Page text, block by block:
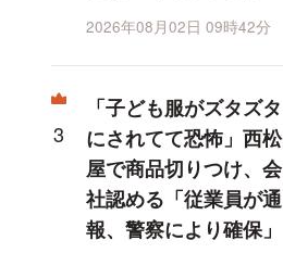
2026年08月02日 09時42分
「子ども服がズタズタ
にされてて恐怖」西松
屋で商品切りつけ、会
社認める「従業員が通
報、警察により確保」